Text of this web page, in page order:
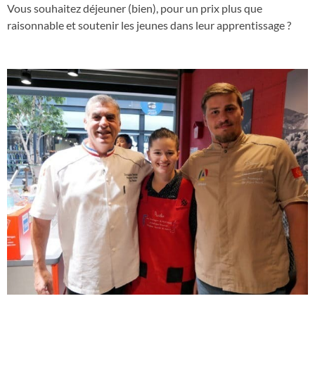
Vous souhaitez déjeuner (bien), pour un prix plus que
raisonnable et soutenir les jeunes dans leur apprentissage ?